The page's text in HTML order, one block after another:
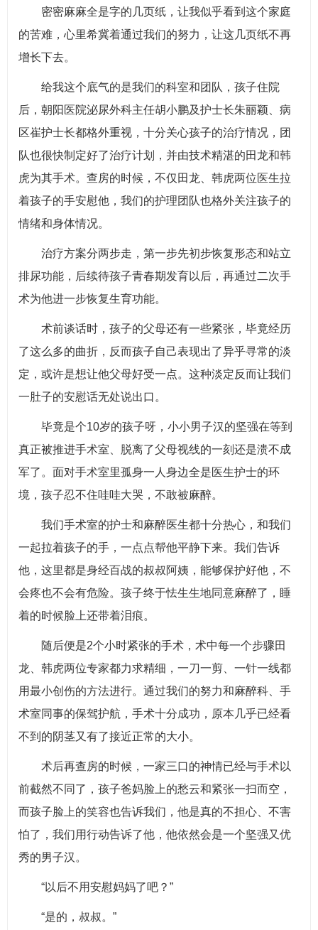
密密麻麻全是字的几页纸，让我似乎看到这个家庭
的苦难，心里希冀着通过我们的努力，让这几页纸不再
增长下去。
给我这个底气的是我们的科室和团队，孩子住院
后，朝阳医院泌尿外科主任胡小鹏及护士长朱丽颖、病
区崔护士长都格外重视，十分关心孩子的治疗情况，团
队也很快制定好了治疗计划，并由技术精湛的田龙和韩
虎为其手术。查房的时候，不仅田龙、韩虎两位医生拉
着孩子的手安慰他，我们的护理团队也格外关注孩子的
情绪和身体情况。
治疗方案分两步走，第一步先初步恢复形态和站立
排尿功能，后续待孩子青春期发育以后，再通过二次手
术为他进一步恢复生育功能。
术前谈话时，孩子的父母还有一些紧张，毕竟经历
了这么多的曲折，反而孩子自己表现出了异乎寻常的淡
定，或许是想让他父母好受一点。这种淡定反而让我们
一肚子的安慰话无处说出口。
毕竟是个10岁的孩子呀，小小男子汉的坚强在等到
真正被推进手术室、脱离了父母视线的一刻还是溃不成
军了。面对手术室里孤身一人身边全是医生护士的环
境，孩子忍不住哇哇大哭，不敢被麻醉。
我们手术室的护士和麻醉医生都十分热心，和我们
一起拉着孩子的手，一点点帮他平静下来。我们告诉
他，这里都是身经百战的叔叔阿姨，能够保护好他，不
会疼也不会有危险。孩子终于怯生生地同意麻醉了，睡
着的时候脸上还带着泪痕。
随后便是2个小时紧张的手术，术中每一个步骤田
龙、韩虎两位专家都力求精细，一刀一剪、一针一线都
用最小创伤的方法进行。通过我们的努力和麻醉科、手
术室同事的保驾护航，手术十分成功，原本几乎已经看
不到的阴茎又有了接近正常的大小。
术后再查房的时候，一家三口的神情已经与手术以
前截然不同了，孩子爸妈脸上的愁云和紧张一扫而空，
而孩子脸上的笑容也告诉我们，他是真的不担心、不害
怕了，我们用行动告诉了他，他依然会是一个坚强又优
秀的男子汉。
“以后不用安慰妈妈了吧？”
“是的，叔叔。”